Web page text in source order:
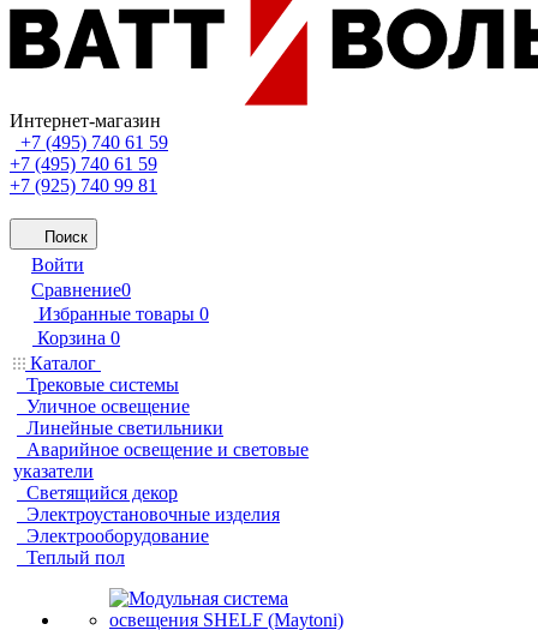
Интернет-магазин
+7 (495) 740 61 59
+7 (495) 740 61 59
+7 (925) 740 99 81
Поиск
Войти
Сравнение0
Избранные товары 0
Корзина 0
Каталог
Трековые системы
Уличное освещение
Линейные светильники
Аварийное освещение и световые
указатели
Светящийся декор
Электроустановочные изделия
Электрооборудование
Теплый пол